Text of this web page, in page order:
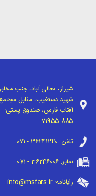
شیراز، معالی آباد، جنب
شهید دستغیب، مقابل مجتمع
آفتاب فارس، صندوق پستی:
71955-885
تلفن: 071 - 36241240
نمابر:071 - 36246006
رایانامه:info@msfars.ir